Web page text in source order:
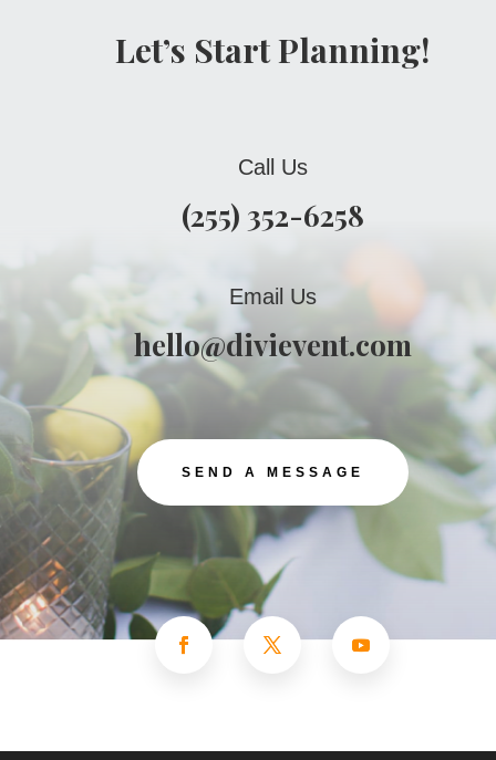
Let’s Start Planning!
Call Us
(255) 352-6258
Email Us
hello@divievent.com
SEND A MESSAGE